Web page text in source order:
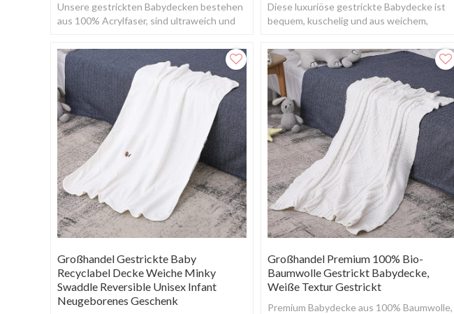
Unsere gestrickten Babydecken bestehen
aus 100% Acrylfaser, sind ultraweich und
Diese luxuriöse gestrickte Babydecke ist
bequem, kuschelig und aus weichem,
Großhandel Gestrickte Baby
Recyclabel Decke Weiche Minky
Swaddle Reversible Unisex Infant
Neugeborenes Geschenk
Großhandel Premium 100% Bio-
Baumwolle Gestrickt Babydecke,
Weiße Textur Gestrickt
Premium Babydecke aus 100% Baumwolle,